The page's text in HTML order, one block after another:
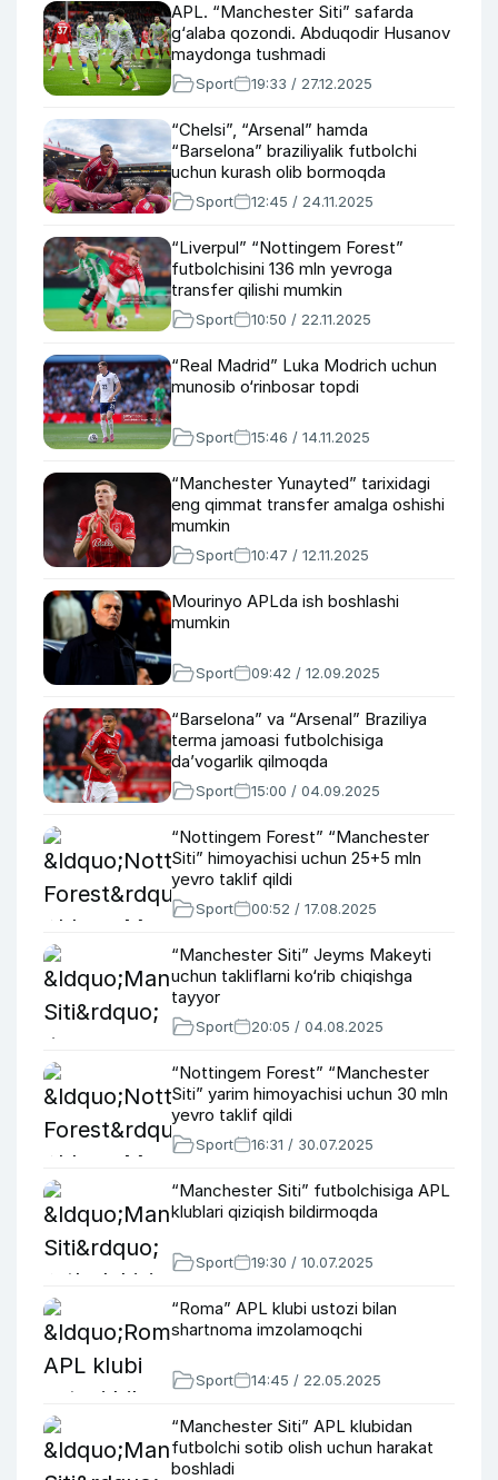
APL. “Manchester Siti” safarda
g‘alaba qozondi. Abduqodir Husanov
maydonga tushmadi
Sport 19:33 / 27.12.2025
“Chelsi”, “Arsenal” hamda
“Barselona” braziliyalik futbolchi
uchun kurash olib bormoqda
Sport 12:45 / 24.11.2025
“Liverpul” “Nottingem Forest”
futbolchisini 136 mln yevroga
transfer qilishi mumkin
Sport 10:50 / 22.11.2025
“Real Madrid” Luka Modrich uchun
munosib o‘rinbosar topdi
Sport 15:46 / 14.11.2025
“Manchester Yunayted” tarixidagi
eng qimmat transfer amalga oshishi
mumkin
Sport 10:47 / 12.11.2025
Mourinyo APLda ish boshlashi
mumkin
Sport 09:42 / 12.09.2025
“Barselona” va “Arsenal” Braziliya
terma jamoasi futbolchisiga
da’vogarlik qilmoqda
Sport 15:00 / 04.09.2025
“Nottingem Forest” “Manchester
Siti” himoyachisi uchun 25+5 mln
yevro taklif qildi
Sport 00:52 / 17.08.2025
“Manchester Siti” Jeyms Makeyti
uchun takliflarni ko‘rib chiqishga
tayyor
Sport 20:05 / 04.08.2025
“Nottingem Forest” “Manchester
Siti” yarim himoyachisi uchun 30 mln
yevro taklif qildi
Sport 16:31 / 30.07.2025
“Manchester Siti” futbolchisiga APL
klublari qiziqish bildirmoqda
Sport 19:30 / 10.07.2025
“Roma” APL klubi ustozi bilan
shartnoma imzolamoqchi
Sport 14:45 / 22.05.2025
“Manchester Siti” APL klubidan
futbolchi sotib olish uchun harakat
boshladi